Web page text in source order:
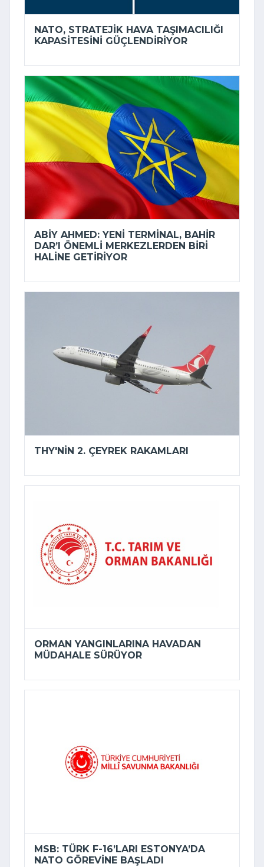
NATO, STRATEJIK HAVA TAŞIMACILIĞI
KAPASITESINI GÜÇLENDIRIYOR
ABIY AHMED: YENI TERMINAL, BAHIR
DAR’I ÖNEMLI MERKEZLERDEN BIRI
HALINE GETIRIYOR
THY'NIN 2. ÇEYREK RAKAMLARI
ORMAN YANGINLARINA HAVADAN
MÜDAHALE SÜRÜYOR
MSB: TÜRK F-16’LARI ESTONYA’DA
NATO GÖREVINE BAŞLADI